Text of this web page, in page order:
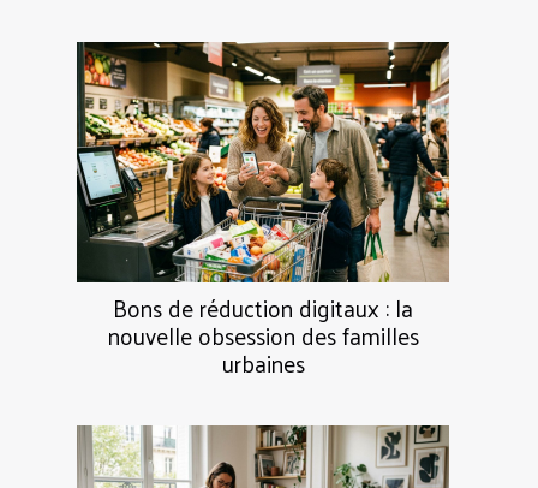
Bons de réduction digitaux : la
nouvelle obsession des familles
urbaines